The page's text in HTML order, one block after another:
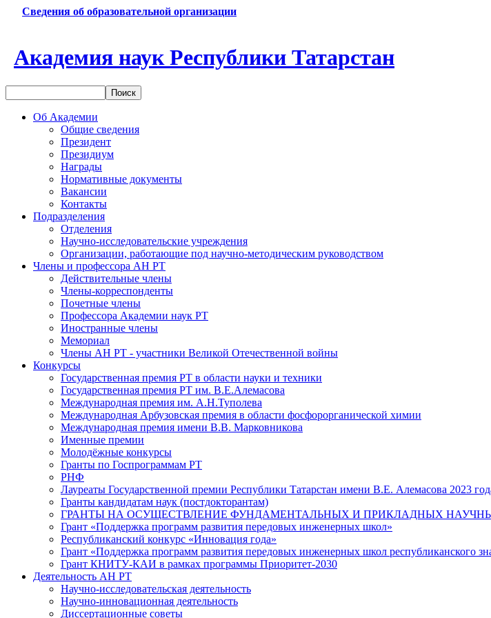
Сведения об образовательной организации
Академия наук Республики Татарстан
Об Академии
Общие сведения
Президент
Президиум
Награды
Нормативные документы
Вакансии
Контакты
Подразделения
Отделения
Научно-исследовательские учреждения
Организации, работающие под научно-методическим руководством
Члены и профессора АН РТ
Действительные члены
Члены-корреспонденты
Почетные члены
Профессора Академии наук РТ
Иностранные члены
Мемориал
Члены АН РТ - участники Великой Отечественной войны
Конкурсы
Государственная премия РТ в области науки и техники
Государственная премия РТ им. В.Е.Алемасова
Международная премия им. А.Н.Туполева
Международная Арбузовская премия в области фосфорорганической химии
Международная премия имени В.В. Марковникова
Именные премии
Молодёжные конкурсы
Гранты по Госпрограммам РТ
РНФ
Лауреаты Государственной премии Республики Татарстан имени В.Е. Алемасова 2023
Гранты кандидатам наук (постдокторантам)
ГРАНТЫ НА ОСУЩЕСТВЛЕНИЕ ФУНДАМЕНТАЛЬНЫХ И ПРИКЛАДНЫХ
Грант «Поддержка программ развития передовых инженерных школ»
Республиканский конкурс «Инновация года»
Грант «Поддержка программ развития передовых инженерных школ республиканского
Грант КНИТУ-КАИ в рамках программы Приоритет-2030
Деятельность АН РТ
Научно-исследовательская деятельность
Научно-инновационная деятельность
Диссертационные советы